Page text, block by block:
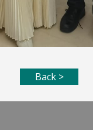
Back >